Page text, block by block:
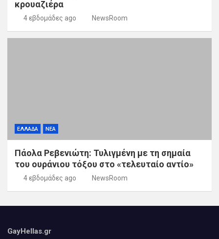
κρουαζιέρα
4 εβδομάδες ago NewsRoom
ΕΛΛΑΔΑ ΝΕΑ
Πάολα Ρεβενιώτη: Τυλιγμένη με τη σημαία
του ουράνιου τόξου στο «τελευταίο αντίο»
4 εβδομάδες ago NewsRoom
GayHellas.gr